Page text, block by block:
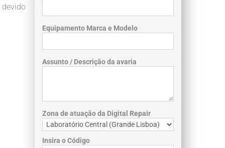
devido
Equipamento Marca e Modelo
Assunto / Descrição da avaria
Zona de atuação da Digital Repair
Insira o Código